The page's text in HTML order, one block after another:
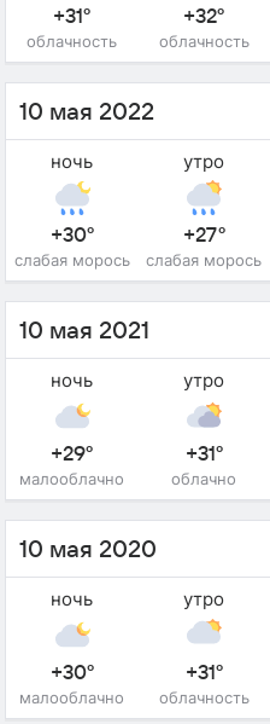
+31°
облачность
+32°
облачность
10 мая 2022
ночь
+30°
слабая морось
утро
+27°
слабая морось
10 мая 2021
ночь
+29°
малооблачно
утро
+31°
облачно
10 мая 2020
ночь
+30°
малооблачно
утро
+31°
облачность